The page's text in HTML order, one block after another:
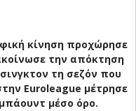
κίνηση προχώρησε
την απόκτηση
τη σεζόν που
Euroleague μέτρησε
μέσο όρο.